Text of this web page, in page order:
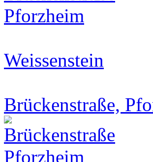
Weissenstein
Brückenstraße,